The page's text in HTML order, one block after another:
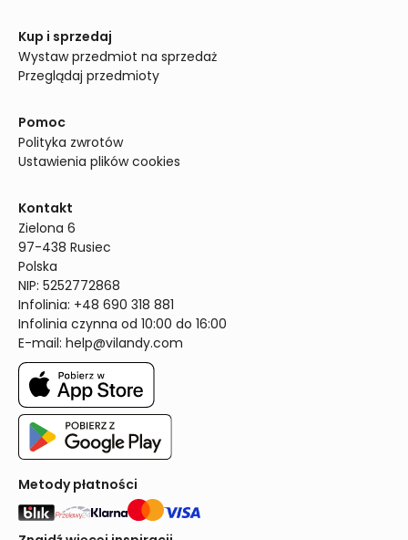
Kup i sprzedaj
Wystaw przedmiot na sprzedaż
Przeglądaj przedmioty
Pomoc
Polityka zwrotów
Ustawienia plików cookies
Kontakt
Zielona 6
97-438 Rusiec
Polska
NIP: 5252772868
Infolinia: +48 690 318 881
Infolinia czynna od 10:00 do 16:00
E-mail: help@vilandy.com
Metody płatności